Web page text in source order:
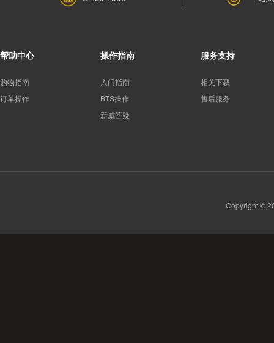
帮助中心
购物指南
订单操作
操作指南
入门指南
BTS操作
新威答疑
服务支持
相关下载
售后服务
Copyright ©